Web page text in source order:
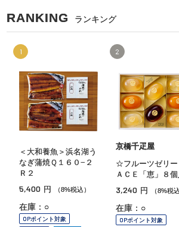
RANKING ランキング
1
＜大和養魚＞浜名湖う
なぎ蒲焼Ｑ１６０−２
Ｒ２
5,400 円 （8%税込）
在庫：○
OPポイント対象
2
京橋千疋屋
☆フルーツゼリー
ＡＣＥ「恵」８個
3,240 円 （8%税込
在庫：○
OPポイント対象